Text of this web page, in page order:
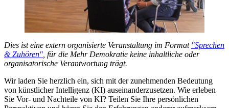
Dies ist eine extern organisierte Veranstaltung im Format "Sprechen
& Zuhören" , für die Mehr Demokratie keine inhaltliche oder
organisatorische Verantwortung trägt.
Wir laden Sie herzlich ein, sich mit der zunehmenden Bedeutung
von künstlicher Intelligenz (KI) auseinanderzusetzen. Wie erleben
Sie Vor- und Nachteile von KI? Teilen Sie Ihre persönlichen